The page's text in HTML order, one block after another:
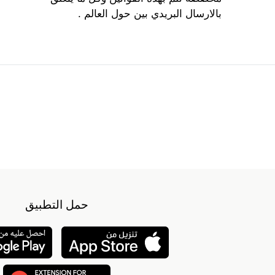
بالارسال البريدي بين حول العالم .
حمل التطبيق